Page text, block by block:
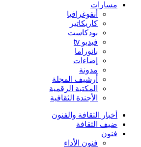
مسارات
أنفوغرافيا
كاريكاتير
بودكاست
فيديو tv
بانوراما
إضاءات
مدونة
أرشيف المجلة
المكتبة الرقمية
الأجندة الثقافية
أخبار الثقافة والفنون
ضيف الثقافة
فنون
فنون الأداء